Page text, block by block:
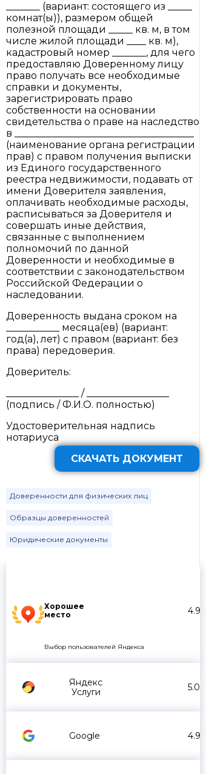
Хорошее
место
4.9
Выбор пользователей Яндекса
Яндекс
Услуги
5.0
Google 4.9
_______ (вариант: состоящего из _____
комнат(ы)), размером общей
полезной площади _____ кв. м, в том
числе жилой площади ____ кв. м),
кадастровый номер _______, для чего
предоставляю Доверенному лицу
право получать все необходимые
справки и документы,
зарегистрировать право
собственности на основании
свидетельства о праве на наследство
в _____________________________________
(наименование органа регистрации
прав) с правом получения выписки
из Единого государственного
реестра недвижимости, подавать от
имени Доверителя заявления,
оплачивать необходимые расходы,
расписываться за Доверителя и
совершать иные действия,
связанные с выполнением
полномочий по данной
Доверенности и необходимые в
соответствии с законодательством
Российской Федерации о
наследовании.
Доверенность выдана сроком на
___________ месяца(ев) (вариант:
год(а), лет) с правом (вариант: без
права) передоверия.
Доверитель:
_______________ / _________________
(подпись / Ф.И.О. полностью)
Удостоверительная надпись
нотариуса
СКАЧАТЬ ДОКУМЕНТ
Доверенности для физических лиц
Образцы доверенностей
Юридические документы